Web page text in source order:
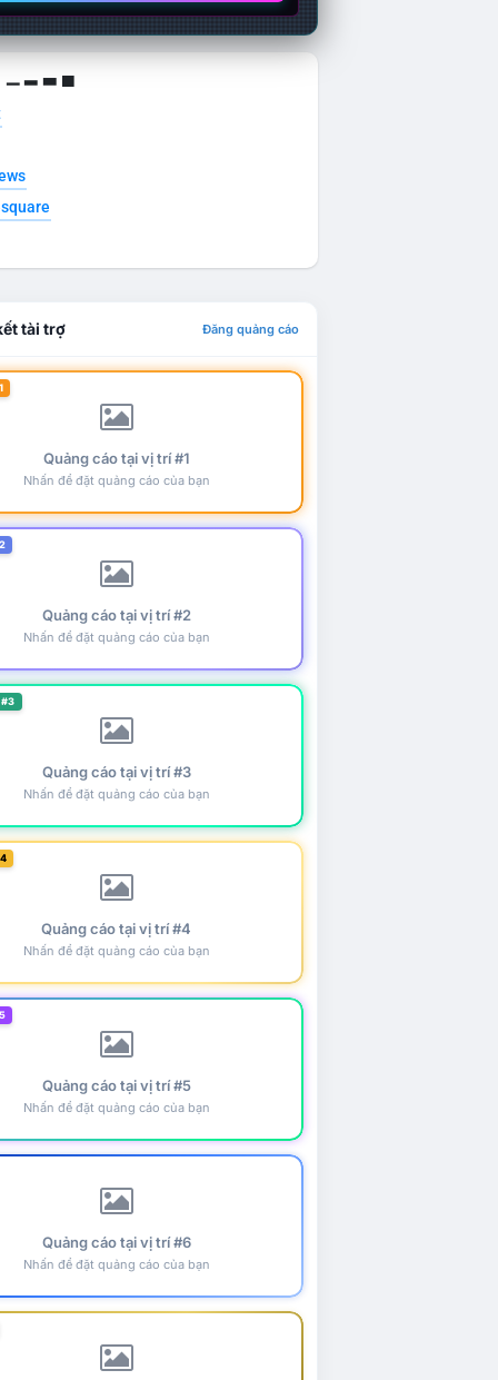
▁ ▂ ▃ ▄
tài trợ Đăng quảng cáo
Quảng cáo tại vị trí #1
Nhấn để đặt quảng cáo của bạn
Quảng cáo tại vị trí #2
Nhấn để đặt quảng cáo của bạn
Quảng cáo tại vị trí #3
Nhấn để đặt quảng cáo của bạn
Quảng cáo tại vị trí #4
Nhấn để đặt quảng cáo của bạn
Quảng cáo tại vị trí #5
Nhấn để đặt quảng cáo của bạn
Quảng cáo tại vị trí #6
Nhấn để đặt quảng cáo của bạn